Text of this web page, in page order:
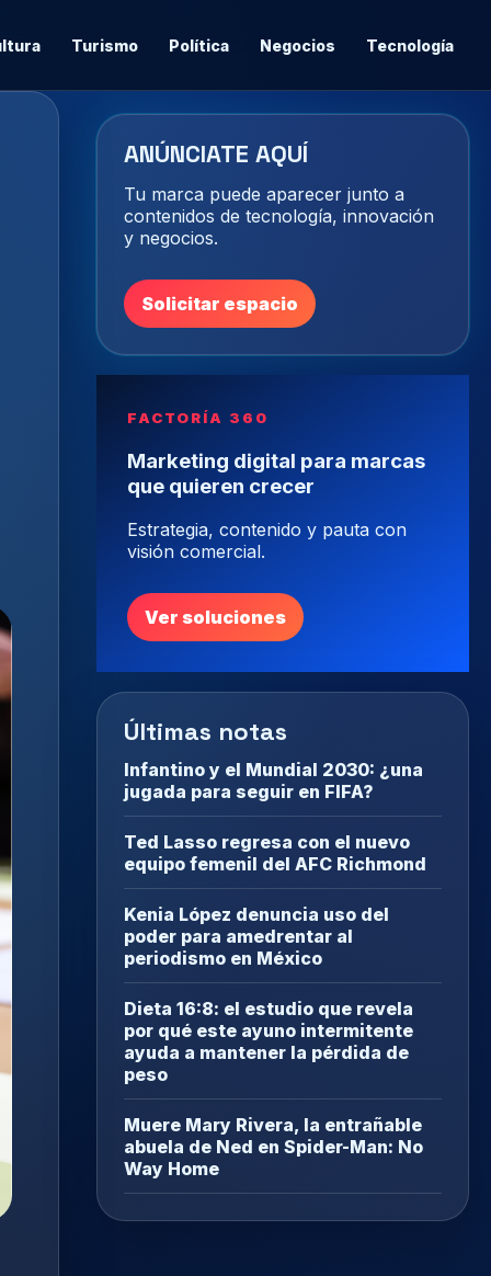
Turismo Política Negocios Tecnología
ANÚNCIATE AQUÍ
Tu marca puede aparecer junto a
contenidos de tecnología, innovación
y negocios.
Solicitar espacio
FACTORÍA 360
Marketing digital para marcas
que quieren crecer
Estrategia, contenido y pauta con
visión comercial.
Ver soluciones
Últimas notas
Infantino y el Mundial 2030: ¿una
jugada para seguir en FIFA?
Ted Lasso regresa con el nuevo
equipo femenil del AFC Richmond
Kenia López denuncia uso del
poder para amedrentar al
periodismo en México
Dieta 16:8: el estudio que revela
por qué este ayuno intermitente
ayuda a mantener la pérdida de
peso
Muere Mary Rivera, la entrañable
abuela de Ned en Spider-Man: No
Way Home